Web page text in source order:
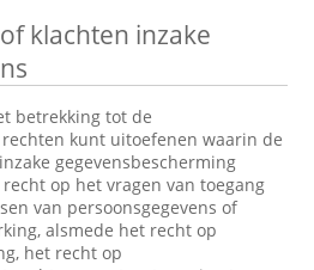
klachten inzake
betrekking tot de
kunt uitoefenen waarin de
gegevensbescherming
op het vragen van toegang
van persoonsgegevens of
alsmede het recht op
het recht op